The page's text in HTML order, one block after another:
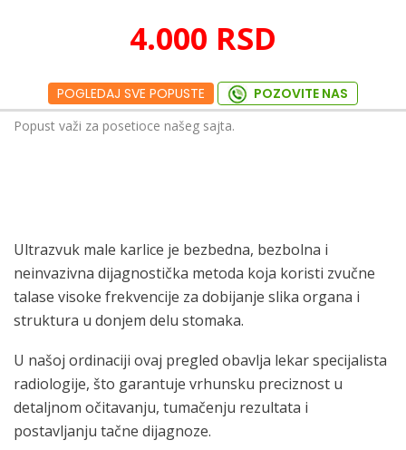
4.000 RSD
POGLEDAJ SVE POPUSTE POZOVITE NAS
Popust važi za posetioce našeg sajta.
Ultrazvuk male karlice je bezbedna, bezbolna i
neinvazivna dijagnostička metoda koja koristi zvučne
talase visoke frekvencije za dobijanje slika organa i
struktura u donjem delu stomaka.
U našoj ordinaciji ovaj pregled obavlja lekar specijalista
radiologije, što garantuje vrhunsku preciznost u
detaljnom očitavanju, tumačenju rezultata i
postavljanju tačne dijagnoze.